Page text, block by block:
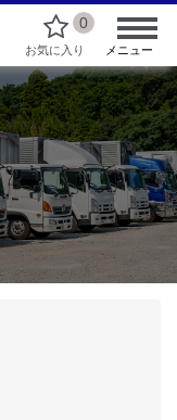
0
お気に入り メニュー